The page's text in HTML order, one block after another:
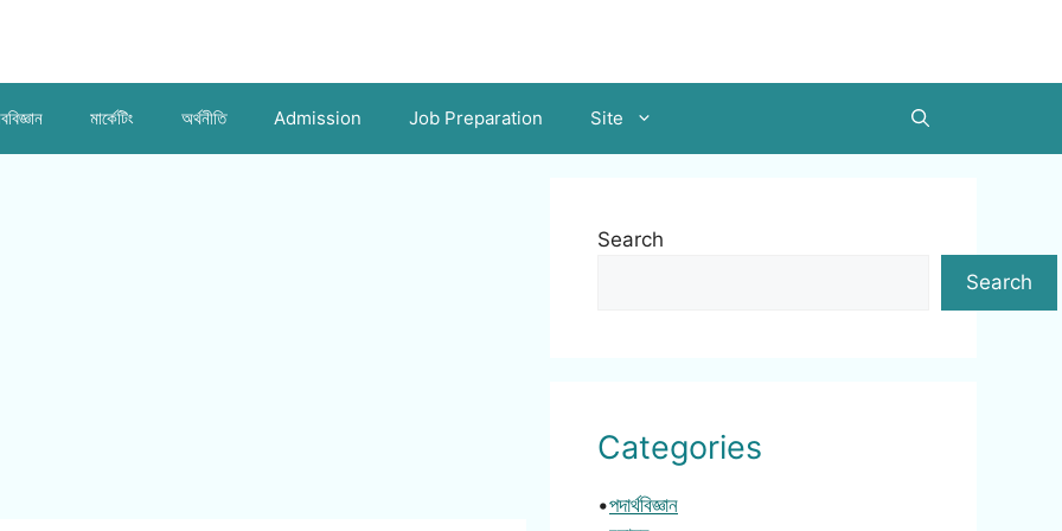
মার্কেটিং অর্থনীতি Admission Job Preparation Site
Search
Search
Categories
•পদার্থবিজ্ঞান